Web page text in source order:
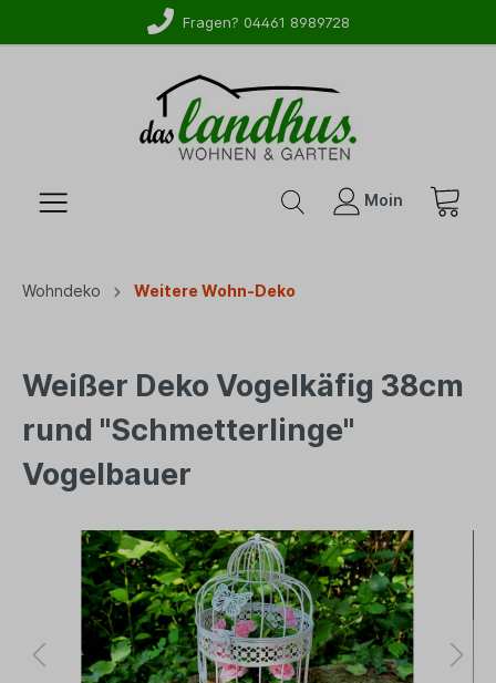
Fragen? 04461 8989728
Moin
Wohndeko Weitere Wohn-Deko
Weißer Deko Vogelkäfig 38cm
rund "Schmetterlinge"
Vogelbauer